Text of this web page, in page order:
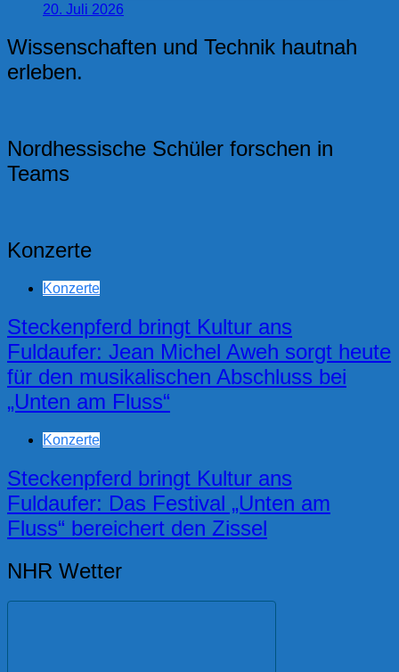
20. Juli 2026
Wissenschaften und Technik hautnah
erleben.
Nordhessische Schüler forschen in
Teams
Konzerte
Konzerte
Steckenpferd bringt Kultur ans
Fuldaufer: Jean Michel Aweh sorgt heute
für den musikalischen Abschluss bei
„Unten am Fluss“
Konzerte
Steckenpferd bringt Kultur ans
Fuldaufer: Das Festival „Unten am
Fluss“ bereichert den Zissel
NHR Wetter